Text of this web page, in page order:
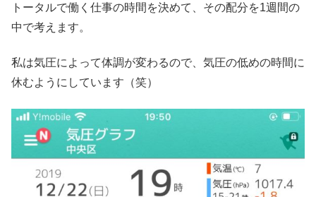
トータルで働く仕事の時間を決めて、その配分を1週間の
中で考えます。
私は気圧によって体調が変わるので、気圧の低めの時間に
休むようにしています（笑）